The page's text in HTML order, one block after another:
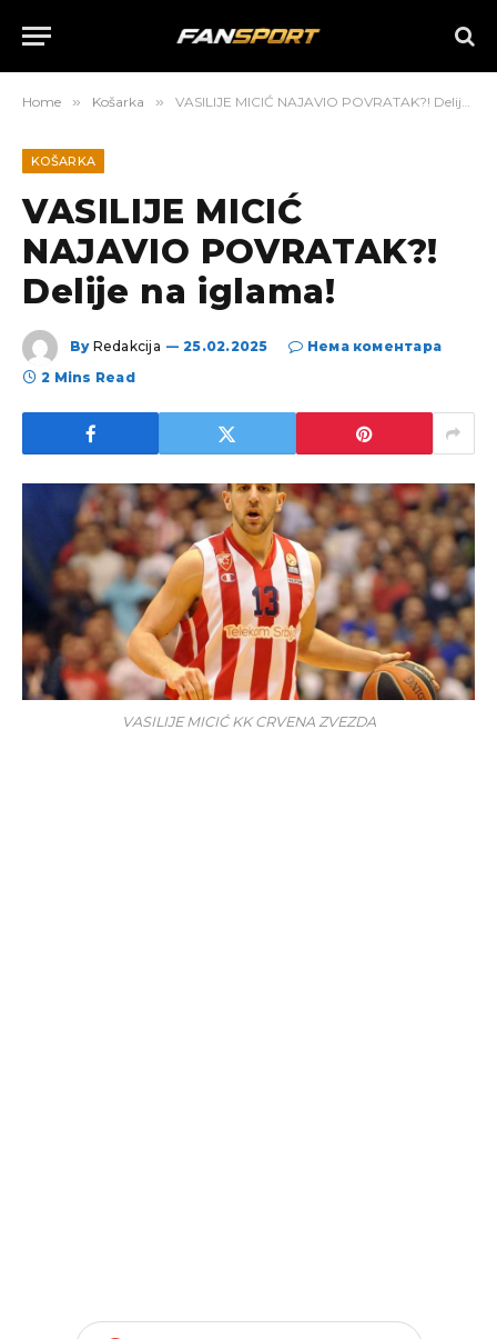
Home » Košarka » VASILIJE MICIĆ NAJAVIO POVRATAK?! Delije na iglama!
KOŠARKA
VASILIJE MICIĆ
NAJAVIO POVRATAK?!
Delije na iglama!
By Redakcija 25.02.2025
Нема коментара
2 Mins Read
VASILIJE MICIĆ KK CRVENA ZVEZDA